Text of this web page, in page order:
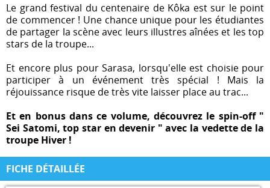
Le grand festival du centenaire de Kôka est sur le point
de commencer ! Une chance unique pour les étudiantes
de partager la scène avec leurs illustres aînées et les top
stars de la troupe...
Et encore plus pour Sarasa, lorsqu'elle est choisie pour
participer à un événement très spécial ! Mais la
réjouissance risque de très vite laisser place au trac...
Et en bonus dans ce volume, découvrez le spin-off "
Sei Satomi, top star en devenir " avec la vedette de la
troupe Hiver !
FICHE DÉTAILLÉE